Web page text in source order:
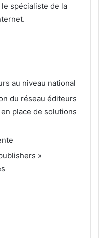
spécialiste de la
au niveau national
du réseau éditeurs
place de solutions
»